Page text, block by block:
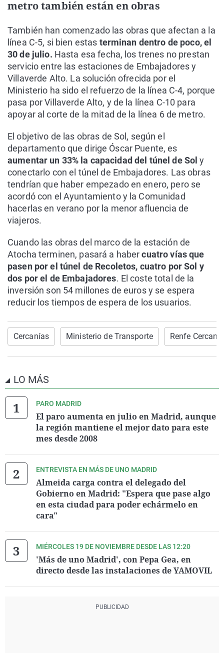
metro también están en obras
También han comenzado las obras que afectan a la
línea C-5, si bien estas terminan dentro de poco, el
30 de julio. Hasta esa fecha, los trenes no prestan
servicio entre las estaciones de Embajadores y
Villaverde Alto. La solución ofrecida por el
Ministerio ha sido el refuerzo de la línea C-4, porque
pasa por Villaverde Alto, y de la línea C-10 para
apoyar al corte de la mitad de la línea 6 de metro.
El objetivo de las obras de Sol, según el
departamento que dirige Óscar Puente, es
aumentar un 33% la capacidad del túnel de Soly
conectarlo con el túnel de Embajadores. Las obras
tendrían que haber empezado en enero, pero se
acordó con el Ayuntamiento y la Comunidad
hacerlas en verano por la menor afluencia de
viajeros.
Cuando las obras del marco de la estación de
Atocha terminen, pasará a habercuatro vías que
pasen por el túnel de Recoletos, cuatro por Sol y
dos por el de Embajadores. El coste total de la
inversión son 54 millones de euros y se espera
reducir los tiempos de espera de los usuarios.
Cercanías Ministerio de Transporte Renfe
LO MÁS
PARO MADRID
El paro aumenta en julio en Madrid, aunque
la región mantiene el mejor dato para este
mes desde 2008
ENTREVISTA EN MÁS DE UNO MADRID
Almeida carga contra el delegado del
Gobierno en Madrid: "Espera que pase algo
en esta ciudad para poder echármelo en
cara"
MIÉRCOLES 19 DE NOVIEMBRE DESDE LAS 12:20
'Más de uno Madrid', con Pepa Gea, en
directo desde las instalaciones de YAMOVIL